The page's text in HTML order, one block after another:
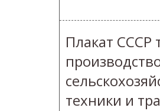
Плакат СССР
техники и